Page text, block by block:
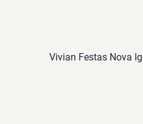
Vivian Festas Nova